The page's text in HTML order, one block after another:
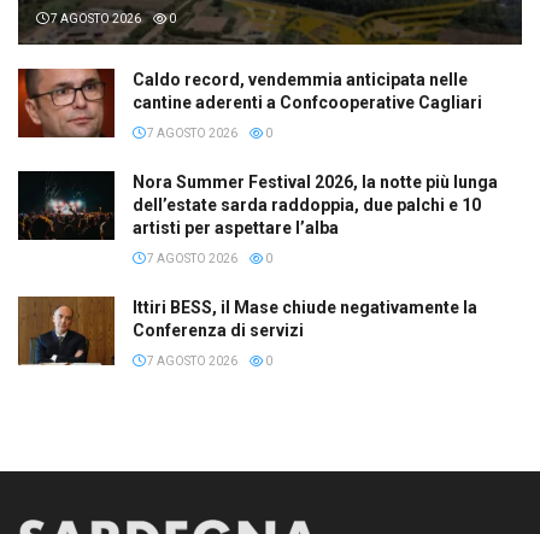
7 AGOSTO 2026 0
Caldo record, vendemmia anticipata nelle
cantine aderenti a Confcooperative Cagliari
7 AGOSTO 2026 0
Nora Summer Festival 2026, la notte più lunga
dell’estate sarda raddoppia, due palchi e 10
artisti per aspettare l’alba
7 AGOSTO 2026 0
Ittiri BESS, il Mase chiude negativamente la
Conferenza di servizi
7 AGOSTO 2026 0